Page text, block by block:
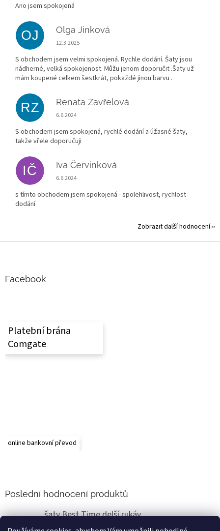
Ano jsem spokojená
OJ Olga Jinková
Hodnocení obchodu je 5 z 5 hvězdiček.
12.3.2025
S obchodem jsem velmi spokojená. Rychle dodání. Šaty jsou
nádherné, velká spokojenost. Můžu jenom doporučit .Šaty už
mám koupené celkem šestkrát, pokaždé jinou barvu .
RZ Renata Zavřelová
Hodnocení obchodu je 5 z 5 hvězdiček.
6.6.2024
S obchodem jsem spokojená, rychlé dodání a úžasné šaty,
takže vřele doporučuji
IČ Iva Červinková
Hodnocení obchodu je 5 z 5 hvězdiček.
6.6.2024
s tímto obchodem jsem spokojená - spolehlivost, rychlost
dodání
Zobrazit další hodnocení
Facebook
Platební brána
Comgate
online bankovní převod
Poslední hodnocení produktů
šaty Best Time delší rukáv
| Renata Vlasáková